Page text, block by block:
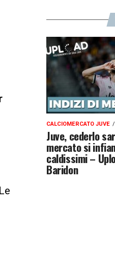
CALCIOMERCATO JUVE
Juve, cederlo
mercato si
caldissimi –
Baridon